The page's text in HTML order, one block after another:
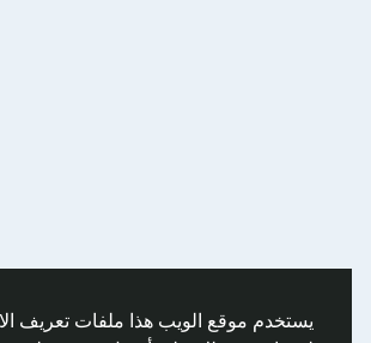
يستخدم موقع الويب هذا ملفات تعريف
© 2026 AnimeSocial.SU - Первая аниме сеть!
Arabic